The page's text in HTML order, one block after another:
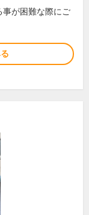
事が困難な際にご